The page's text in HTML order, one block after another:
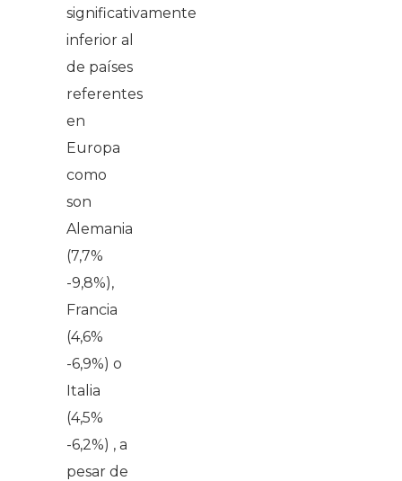
significativamente
inferior al
de países
referentes
en
Europa
como
son
Alemania
(7,7%
-9,8%),
Francia
(4,6%
-6,9%) o
Italia
(4,5%
-6,2%) , a
pesar de